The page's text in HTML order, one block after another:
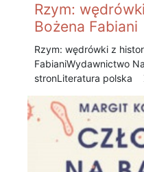
Rzym:
Bożena Fabiani
Rzym: wędrówki z
Fabiani Wydawnictwo
stronLiteratura polska